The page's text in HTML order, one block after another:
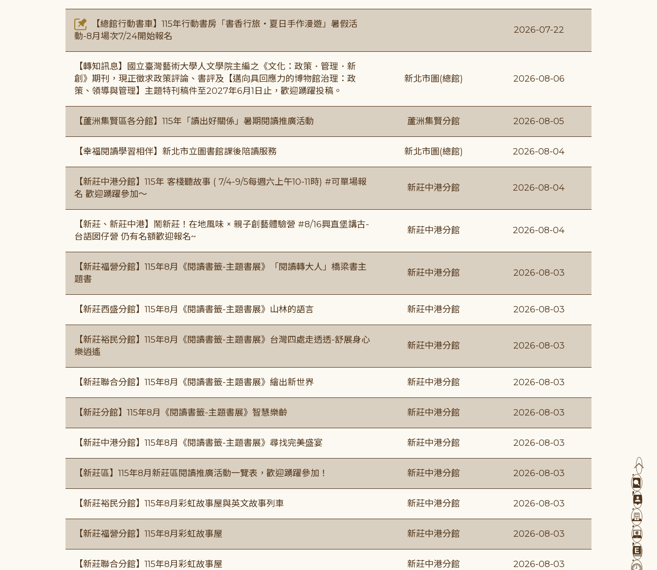
【總館行動書車】115年行動書房「書香行旅・夏日手作漫遊」暑假活
動-8月場次7/24開始報名
2026-07-22
【轉知訊息】國立臺灣藝術大學人文學院主編之《文化：政策．管理．新
創》期刊，現正徵求政策評論、書評及【邁向具回應力的博物館治理：政
策、領導與管理】主題特刊稿件至2027年6月1日止，歡迎踴躍投稿。
新北市圖(總館) 2026-08-06
【蘆洲集賢區各分館】115年「讀出好關係」暑期閱讀推廣活動 蘆洲集賢分館 2026-08-05
【幸福閱讀學習相伴】新北市立圖書館課後陪讀服務 新北市圖(總館) 2026-08-04
【新莊中港分館】115年 客棧聽故事 ( 7/4-9/5每週六上午10-11時) #可單場報
名 歡迎踴躍參加～
新莊中港分館 2026-08-04
【新莊、新莊中港】鬧新莊！在地風味 × 親子創藝體驗營 #8/16興直堡講古-
台語囡仔營 仍有名額歡迎報名~
新莊中港分館 2026-08-04
【新莊福營分館】115年8月《閱讀書籤-主題書展》「閱讀轉大人」橋梁書主
題書
新莊中港分館 2026-08-03
【新莊西盛分館】115年8月《閱讀書籤-主題書展》山林的語言 新莊中港分館 2026-08-03
【新莊裕民分館】115年8月《閱讀書籤-主題書展》台灣四處走透透-舒展身心
樂逍遙
新莊中港分館 2026-08-03
【新莊聯合分館】115年8月《閱讀書籤-主題書展》繪出新世界 新莊中港分館 2026-08-03
【新莊分館】115年8月《閱讀書籤-主題書展》智慧樂齡 新莊中港分館 2026-08-03
【新莊中港分館】115年8月《閱讀書籤-主題書展》尋找完美盛宴 新莊中港分館 2026-08-03
【新莊區】115年8月新莊區閱讀推廣活動一覽表，歡迎踴躍參加！ 新莊中港分館 2026-08-03
【新莊裕民分館】115年8月彩虹故事屋與英文故事列車 新莊中港分館 2026-08-03
【新莊福營分館】115年8月彩虹故事屋 新莊中港分館 2026-08-03
【新莊聯合分館】115年8月彩虹故事屋 新莊中港分館 2026-08-03